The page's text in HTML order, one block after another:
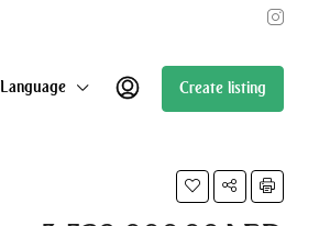
Language Create listing